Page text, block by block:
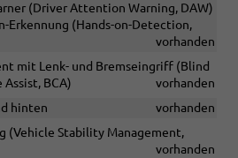
(Driver Attention Warning, DAW)
Erkennung (Hands-on-Detection,
vorhanden
mit Lenk- und Bremseingriff (Blind
BCA)
vorhanden
hinten
vorhanden
(Vehicle Stability Management,
vorhanden